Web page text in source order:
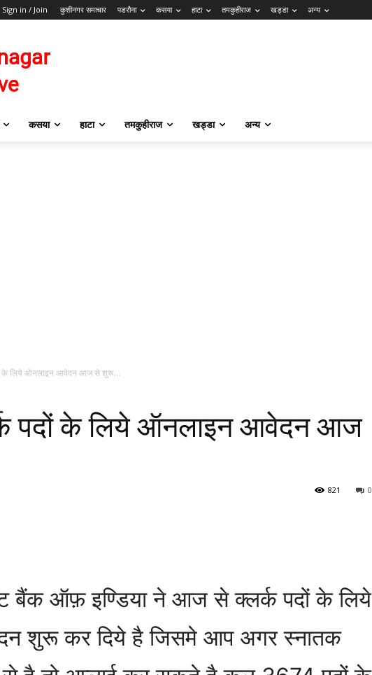
Sign in / Join कुशीनगर समाचार पडरौना कसया हाटा तमकुहीराज खड्डा अन्य
कसया हाटा तमकुहीराज खड्डा अन्य
के लिये ऑनलाइन आवेदन आज से शुरू…
पदों के लिये ऑनलाइन आवेदन आज
0
821
बैंक ऑफ़ इण्डिया ने आज से क्लर्क पदों के लिये
शुरू कर दिये है जिसमे आप अगर स्नातक